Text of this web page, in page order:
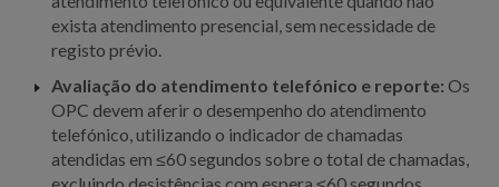
exista atendimento presencial, sem necessidade de
registo prévio.
Avaliação do atendimento telefónico e reporte: Os
OPC devem aferir o desempenho do atendimento
telefónico, utilizando o indicador de chamadas
atendidas em ≤60 segundos sobre o total de chamadas,